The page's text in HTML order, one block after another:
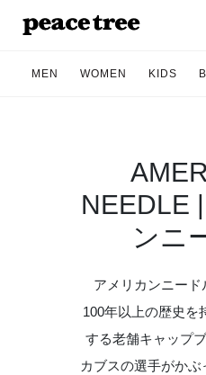
MEN WOMEN KIDS
NEEDLE
ンニ
アメリカンニード
100年以上の歴史を
する老舗キャップ
カブスの選手がか